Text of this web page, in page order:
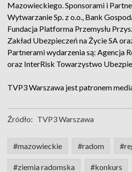
Mazowieckiego. Sponsorami i
Wytwarzanie Sp. z o.o., Bank
Fundacja Platforma Przemysłu
Zakład Ubezpieczeń na Życie SA
Partnerami wydarzenia są: Agencja
oraz InterRisk Towarzystwo
TVP3 Warszawa jest patronem
Źródło: TVP3 Warszawa
#mazowieckie #radom
#ziemia radomska #konkurs